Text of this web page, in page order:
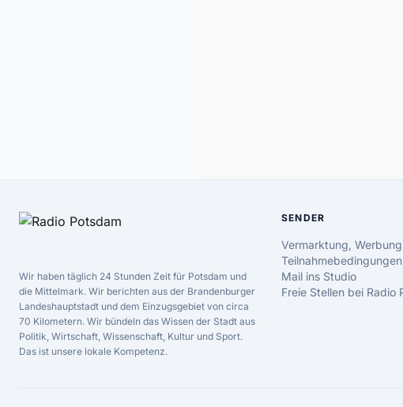
Wir haben täglich 24 Stunden Zeit für Potsdam und
die Mittelmark. Wir berichten aus der Brandenburger
Landeshauptstadt und dem Einzugsgebiet von circa
70 Kilometern. Wir bündeln das Wissen der Stadt aus
Politik, Wirtschaft, Wissenschaft, Kultur und Sport.
Das ist unsere lokale Kompetenz.
SENDER
Vermarktung,
Teilnahmebedingungen
Mail ins Studio
Freie Stellen bei Radio